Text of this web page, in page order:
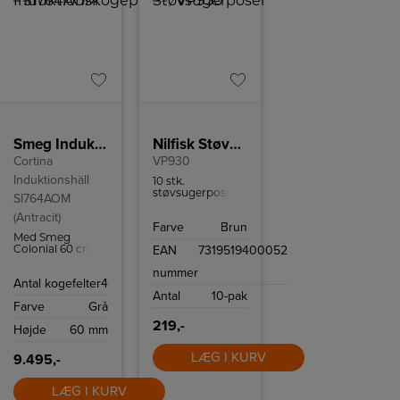
Smeg Induktionskogeplade SI764AOM
Cortina
Induktionshäll
SI764AOM
(Antracit)
Med Smeg
Colonial 60 cm
du tilberede mad
takket være 4
og flere intuitive
Quickstart og
Powerboost.
Antal kogefelter4
Farve
Grå
Højde
60 mm
9.495,-
LÆG I KURV
Nilfisk Støvsugerposer
VP930
10 stk.
støvsugerposer
GD930.
Farve
Brun
EAN
nummer
7319519400052
Antal 10-pak
219,-
LÆG I KURV